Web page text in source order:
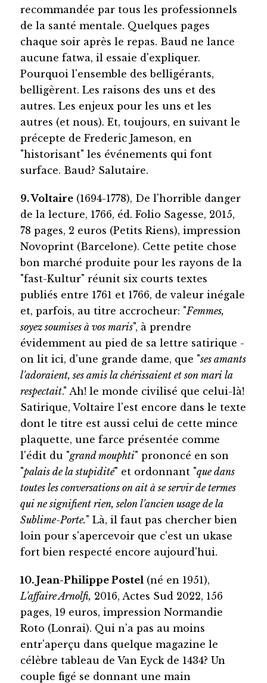
recommandée par tous les professionnels
de la santé mentale. Quelques pages
chaque soir après le repas. Baud ne lance
aucune fatwa, il essaie d'expliquer.
Pourquoi l'ensemble des belligérants,
belligèrent. Les raisons des uns et des
autres. Les enjeux pour les uns et les
autres (et nous). Et, toujours, en suivant le
précepte de Frederic Jameson, en
"historisant" les événements qui font
surface. Baud? Salutaire.
9. Voltaire(1694-1778), De l'horrible danger
de la lecture, 1766, éd. Folio Sagesse, 2015,
78 pages, 2 euros (Petits Riens), impression
Novoprint (Barcelone). Cette petite chose
bon marché produite pour les rayons de la
"fast-Kultur" réunit six courts textes
publiés entre 1761 et 1766, de valeur inégale
et, parfois, au titre accrocheur: "Femmes,
soyez soumises à vos maris", à prendre
évidemment au pied de sa lettre satirique -
on lit ici, d'une grande dame, que "ses amants
l'adoraient, ses amis la chérissaient et son mari la
respectait." Ah! le monde civilisé que celui-là!
Satirique, Voltaire l'est encore dans le texte
dont le titre est aussi celui de cette mince
plaquette, une farce présentée comme
l'édit du "grand mouphti" prononcé en son
"palais de la stupidité" et ordonnant "que dans
toutes les conversations on ait à se servir de termes
qui ne signifient rien, selon l'ancien usage de la
Sublime-Porte." Là, il faut pas chercher bien
loin pour s'apercevoir que c'est un ukase
fort bien respecté encore aujourd'hui.
10. Jean-Philippe Postel (né en 1951),
L'affaire Arnolfi, 2016, Actes Sud 2022, 156
pages, 19 euros, impression Normandie
Roto (Lonrai). Qui n'a pas au moins
entr'aperçu dans quelque magazine le
célèbre tableau de Van Eyck de 1434? Un
couple figé se donnant une main